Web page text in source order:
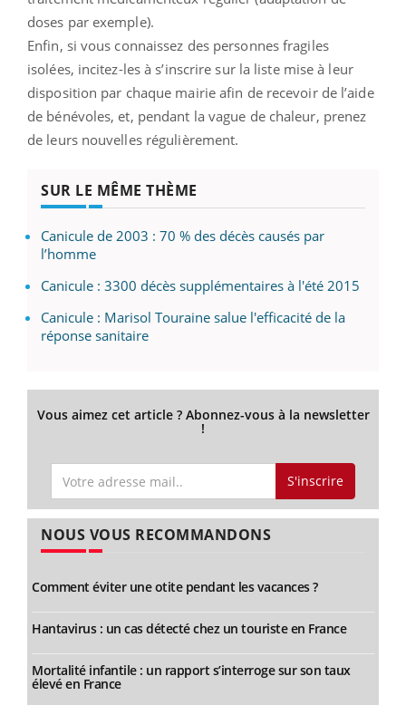
doses par exemple).
Enfin, si vous connaissez des personnes fragiles
isolées, incitez-les à s’inscrire sur la liste mise à leur
disposition par chaque mairie afin de recevoir de l’aide
de bénévoles, et, pendant la vague de chaleur, prenez
de leurs nouvelles régulièrement.
SUR LE MÊME THÈME
Canicule de 2003 : 70 % des décès causés par
l’homme
Canicule : 3300 décès supplémentaires à l'été 2015
Canicule : Marisol Touraine salue l'efficacité de la
réponse sanitaire
Vous aimez cet article ? Abonnez-vous à la newsletter
!
S'inscrire
NOUS VOUS RECOMMANDONS
Comment éviter une otite pendant les vacances ?
Hantavirus : un cas détecté chez un touriste en France
Mortalité infantile : un rapport s’interroge sur son taux
élevé en France